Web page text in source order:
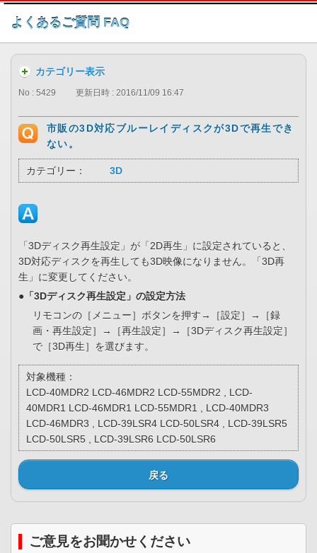
このページの本文へ
よくあるご質問 FAQ
カテゴリー表示
No : 5429 更新日時 : 2016/11/09 16:47
市販の3D対応ブルーレイディスクが3Dで再生でき
ない。
カテゴリー： 3D
「3Dディスク再生設定」が「2D再生」に設定されていると、
3D対応ディスクを再生しても3D映像になりません。「3D再
生」に変更してください。
●「3Dディスク再生設定」の設定方法
リモコンの［メニュー］ボタンを押す→［設定］→［録
画・再生設定］→［再生設定］→［3Dディスク再生設定］
で［3D再生］を選びます。
対象機種：
LCD-40MDR2 LCD-46MDR2 LCD-55MDR2 , LCD-
40MDR1 LCD-46MDR1 LCD-55MDR1 , LCD-40MDR3
LCD-46MDR3 , LCD-39LSR4 LCD-50LSR4 , LCD-39LSR5
LCD-50LSR5 , LCD-39LSR6 LCD-50LSR6
戻る
ご意見をお聞かせください